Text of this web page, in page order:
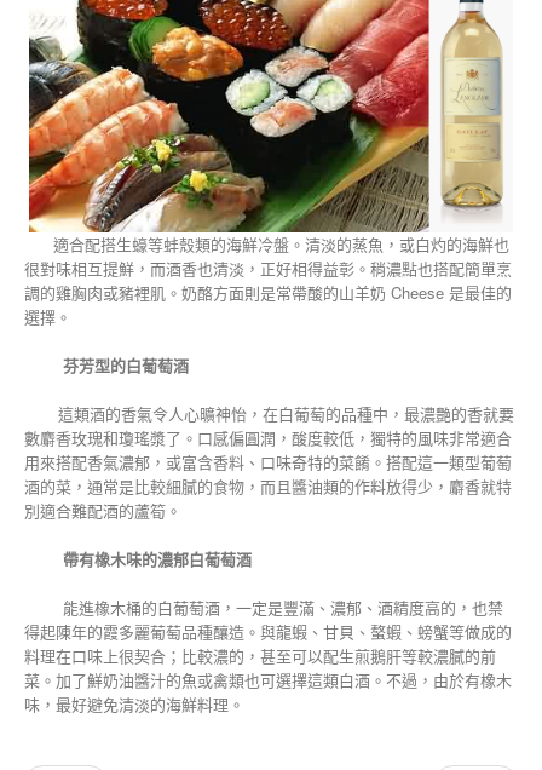
適合配搭生蠔等蚌殼類的海鮮冷盤。清淡的蒸魚，或白灼的海鮮也
很對味相互提鮮，而酒香也清淡，正好相得益彰。稍濃點也搭配簡單烹
調的雞胸肉或豬裡肌。奶酪方面則是常帶酸的山羊奶 Cheese 是最佳的
選擇。
芬芳型的白葡萄酒
這類酒的香氣令人心曠神怡，在白葡萄的品種中，最濃艷的香就要
數麝香玫瑰和瓊瑤漿了。口感偏圓潤，酸度較低，獨特的風味非常適合
用來搭配香氣濃郁，或富含香料、口味奇特的菜餚。搭配這一類型葡萄
酒的菜，通常是比較細膩的食物，而且醬油類的作料放得少，麝香就特
別適合難配酒的蘆筍。
帶有橡木味的濃郁白葡萄酒
能進橡木桶的白葡萄酒，一定是豐滿、濃郁、酒精度高的，也禁
得起陳年的霞多麗葡萄品種釀造。與龍蝦、甘貝、螯蝦、螃蟹等做成的
料理在口味上很契合；比較濃的，甚至可以配生煎鵝肝等較濃膩的前
菜。加了鮮奶油醬汁的魚或禽類也可選擇這類白酒。不過，由於有橡木
味，最好避免清淡的海鮮料理。